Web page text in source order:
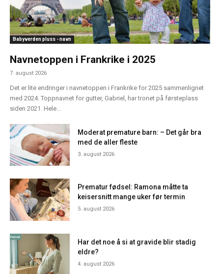
Babyverden pluss - navn
Navnetoppen i Frankrike i 2025
7. august 2026
Det er lite endringer i navnetoppen i Frankrike for 2025 sammenlignet
med 2024. Toppnavnet for gutter, Gabriel, har tronet på førsteplass
siden 2021. Hele...
Moderat premature barn: – Det går bra
med de aller fleste
3. august 2026
Prematur fødsel: Ramona måtte ta
keisersnitt mange uker før termin
5. august 2026
Har det noe å si at gravide blir stadig
eldre?
4. august 2026